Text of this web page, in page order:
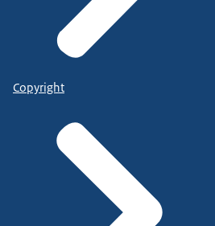
Copyright